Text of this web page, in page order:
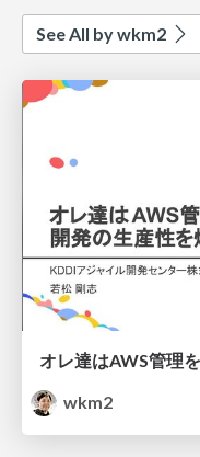
See All by wkm2
wkm2